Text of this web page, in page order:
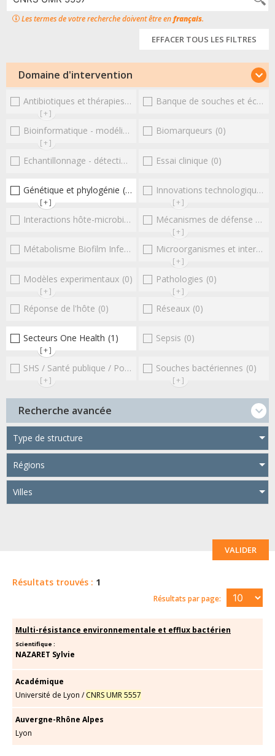
Les termes de votre recherche doivent être enfrançais.
EFFACER TOUS LES FILTRES
Domaine d'intervention
Antibiotiques et thérapies alternatives (0)
[+]
Banque de souches et échantillons
Bioinformatique - modélisation - structure (0)
[+]
Biomarqueurs (0)
Echantillonnage - détection et diagnostic (0)
Essai clinique (0)
Génétique et phylogénie (1)
[+]
Innovations technologiques et omiques
[+]
Interactions hôte-microbioteEntérocoques (0)
Mécanismes de défense microbiens
[+]
Métabolisme Biofilm Infections respiratoires (0)
Microorganismes et interactions/réponse de l'hôte
[+]
Modèles experimentaux (0)
[+]
Pathologies (0)
[+]
Réponse de l'hôte (0) Réseaux (0)
Secteurs One Health (1)
[+]
Sepsis (0)
SHS / Santé publique / Politiques publiques / socio-économie
[+]
Souches bactériennes (0)
[+]
Recherche avancée
Type de structure
Régions
Villes
VALIDER
Résultats trouvés : 1
Résultats par page:
Multi-résistance environnementale et efflux bactérien
Scientifique :
NAZARET Sylvie
Académique
Université de Lyon /CNRS UMR 5557
Auvergne-Rhône Alpes
Lyon